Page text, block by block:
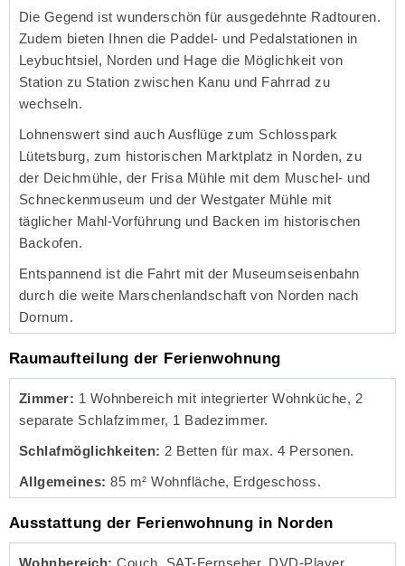
Die Gegend ist wunderschön für ausgedehnte Radtouren.
Zudem bieten Ihnen die Paddel- und Pedalstationen in
Leybuchtsiel, Norden und Hage die Möglichkeit von
Station zu Station zwischen Kanu und Fahrrad zu
wechseln.
Lohnenswert sind auch Ausflüge zum Schlosspark
Lütetsburg, zum historischen Marktplatz in Norden, zu
der Deichmühle, der Frisa Mühle mit dem Muschel- und
Schneckenmuseum und der Westgater Mühle mit
täglicher Mahl-Vorführung und Backen im historischen
Backofen.
Entspannend ist die Fahrt mit der Museumseisenbahn
durch die weite Marschenlandschaft von Norden nach
Dornum.
Raumaufteilung der Ferienwohnung
Zimmer: 1 Wohnbereich mit integrierter Wohnküche, 2
separate Schlafzimmer, 1 Badezimmer.
Schlafmöglichkeiten: 2 Betten für max. 4 Personen.
Allgemeines:85 m² Wohnfläche, Erdgeschoss.
Ausstattung der Ferienwohnung in Norden